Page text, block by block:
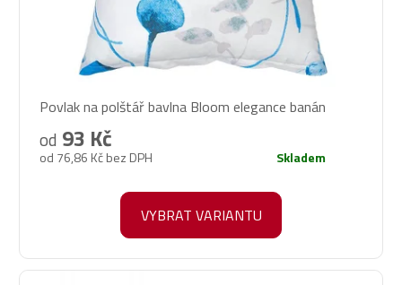
Povlak na polštář bavlna Bloom elegance banán
od 76,86 Kč bez DPH
od 93 Kč
Skladem
VYBRAT VARIANTU